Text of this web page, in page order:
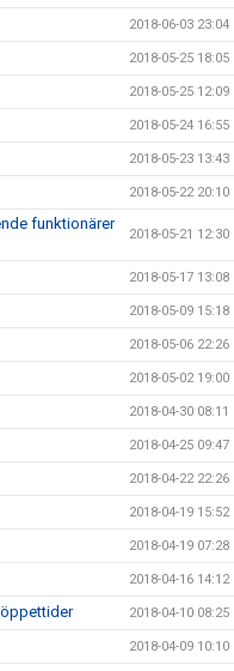
2018-06-03 23:04
2018-05-25 18:05
2018-05-25 12:09
2018-05-24 16:55
2018-05-23 13:43
2018-05-22 20:10
funktionärer
2018-05-21 12:30
2018-05-17 13:08
2018-05-09 15:18
2018-05-06 22:26
2018-05-02 19:00
2018-04-30 08:11
2018-04-25 09:47
2018-04-22 22:26
2018-04-19 15:52
2018-04-19 07:28
2018-04-16 14:12
2018-04-10 08:25
2018-04-09 10:10